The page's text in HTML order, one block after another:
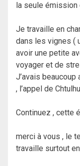
la seule émission
Je travaille en
dans les vignes (
avoir une petite
voyager et de
J’avais
, l’appel de
Continuez , cette
merci à vous , le
travaille surtout